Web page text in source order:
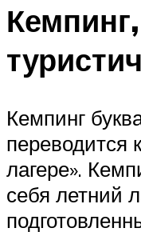
Кемпинг
переводится
лагере».
себя летний